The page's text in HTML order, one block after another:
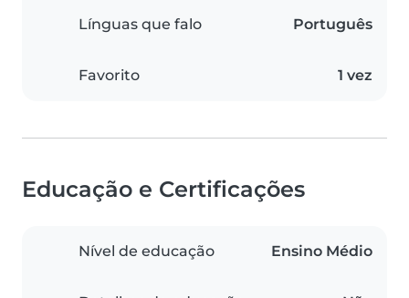
Línguas que falo Português
Favorito 1 vez
Educação e Certificações
Nível de educação Ensino Médio